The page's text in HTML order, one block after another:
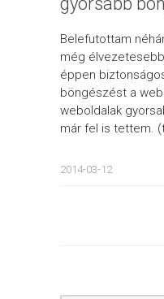
Belefutottam
még
éppen
böngészést a
weboldalak
már fel is tettem.
2014-03-12